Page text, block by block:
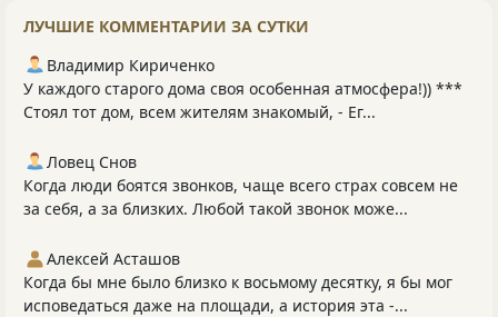
ЛУЧШИЕ КОММЕНТАРИИ ЗА СУТКИ
Владимир Кириченко
У каждого старого дома своя особенная атмосфера!)) ***
Стоял тот дом, всем жителям знакомый, - Ег...
Ловец Снов
Когда люди боятся звонков, чаще всего страх совсем не
за себя, а за близких. Любой такой звонок може...
Алексей Асташов
Когда бы мне было близко к восьмому десятку, я бы мог
исповедаться даже на площади, а история эта -...